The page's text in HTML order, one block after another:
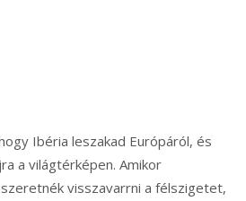
Ibéria leszakad Európáról, és
a világtérképen. Amikor
visszavarrni a félszigetet,